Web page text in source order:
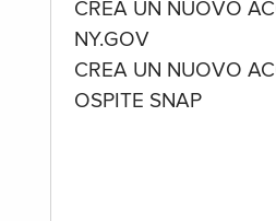
CREA UN NUOVO
NY.GOV
CREA UN NUOVO
OSPITE SNAP